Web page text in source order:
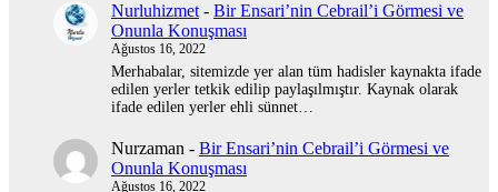
Nurluhizmet - Bir Ensari’nin Cebrail’i Görmesi ve
Onunla Konuşması
Ağustos 16, 2022
Merhabalar, sitemizde yer alan tüm hadisler kaynakta ifade
edilen yerler tetkik edilip paylaşılmıştır. Kaynak olarak
ifade edilen yerler ehli sünnet…
Nurzaman - Bir Ensari’nin Cebrail’i Görmesi ve
Onunla Konuşması
Ağustos 16, 2022